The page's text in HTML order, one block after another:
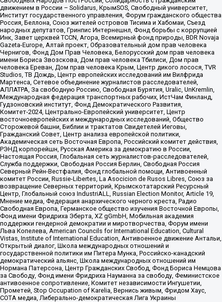
движением в России – Solidarus, КрымSOS, Свободный университет,
Институт государственного управления, Форум гражданского общества
Россия, Беллона, Союз жителей островов Тисима и Хабомаи, Съезд
народных депутатов, Гринпис Интернешнл, Фонд борьбы с коррупцией
Инк, Завет церквей TCCN, Агора, Всемирный фонд природы, BDR Novaja
Gazeta-Europe, Алтай проект, Образовательный дом прав человека
Чернигов, Фонд Дом Прав Человека, Белорусский дом прав человека
имени Бориса Звозскова, Дом прав человека Тбилиси, Дом прав
человека Ереван, Дом прав человека Крым, Центр дикого лосося, TVR
Studios, ТВ Дождь, Центр европейских исследований им Вилфрида
Мартенса, Сетевое объединение журналистов расследователей,
АЛЛАТРА, За свободную Россию, Свободная Бурятия, Uralic, UnKremlin,
Международная федерация транспортных рабочих, ИстЧам Финланд,
Гудзоновский институт, Фонд Демократического Развития,
Комитет-2024, Центрально-Европейский университет, Центр
восточноевропейских и международных исследований, Общество
Сторожевой башни, Библии и трактатов Свидетелей Иеговы,
Гражданский Совет, Центр анализа европейской политики,
Академическая сеть Восточная Европа, Российский комитет действия,
РЭНД корпорейшн, Русская Америка за демократию в России,
Настоящая Россия, Глобальная сеть журналистов-расследователей,
Служба поддержки, Свободная Россия Берлин, Свободная Россия
Северный Рейн-Вестфалия, Фонд глобальной помощи, Антивоенный
комитет России, Russie-Libertes, La Asocicion de Rusos Libres, Союз за
возвращение Северных территорий, Крымскотатарский Ресурсный
Центр, Глобальный союз IndustriALL, Russian Election Monitor, Article 19,
Мнение медиа, Федерация анархического черного креста, Радио
Свободная Европа, Германское общество изучения Восточной Европы,
Фонд имени Фридриха Эберта, XZ gGmbH, Мобильная академия
поддержки гендерной демократии и миротворчества, Форум имени
Льва Копелева, American Councils for International Education, Cultural
Vistas, Institute of International Education, Антивоенное движение Антальи,
Открытый диалог, Школа международных отношений и
государственной политики им Питера Мунка, Российско-канадский
демократический альянс, Школа международных отношений им
Нормана Патерсона, Центр Гражданских Свобод, Фонд Бориса Немцова
за Свободу, Фонд имени Фридриха Науманна за свободу, Феминистское
антивоенное сопротивление, Комитет независимости Ингушетии,
Прометей, Stop Occupation of Karelia, Вернись живым, Фридом Хаус,
СОТА медиа, Либерально-демократическая Лига Украины